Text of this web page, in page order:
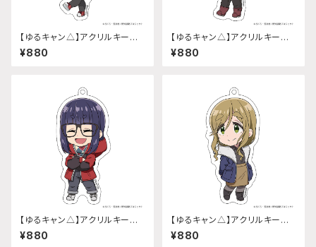
【ゆるキャン△】アクリルキーホ
ルダー (『SEASON3』各務原 な
でしこ)
¥880
【ゆるキャン△】アクリルキーホ
ルダー (『SEASON3』志摩リン)
¥880
【ゆるキャン△】アクリルキーホ
ルダー (『SEASON3』大垣 千
明)
¥880
【ゆるキャン△】アクリルキーホ
ルダー (『SEASON3』犬山 あお
い)
¥880